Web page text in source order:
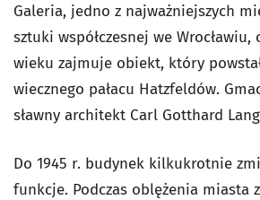
Galeria, jedno z najważniejszych
sztuki współczesnej we Wrocławiu,
wieku zajmuje obiekt, który
wiecznego pałacu Hatzfeldów.
sławny architekt Carl Gotthard
Do 1945 r. budynek kilkukrotnie
funkcje. Podczas oblężenia miasta